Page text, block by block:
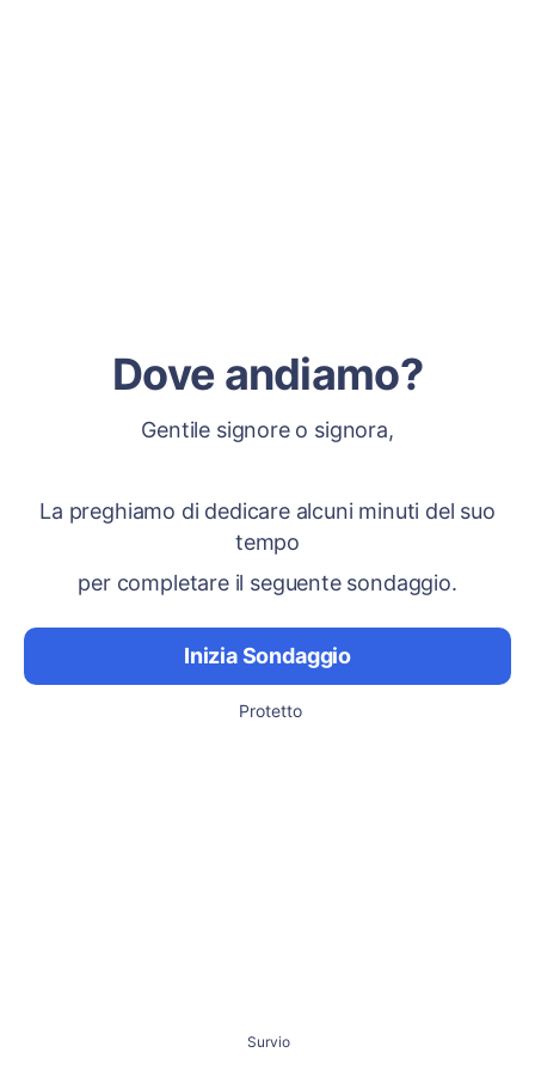
Dove andiamo?
Gentile signore o signora,
La preghiamo di dedicare alcuni minuti del suo
tempo
per completare il seguente sondaggio.
Inizia Sondaggio
Protetto
Survio